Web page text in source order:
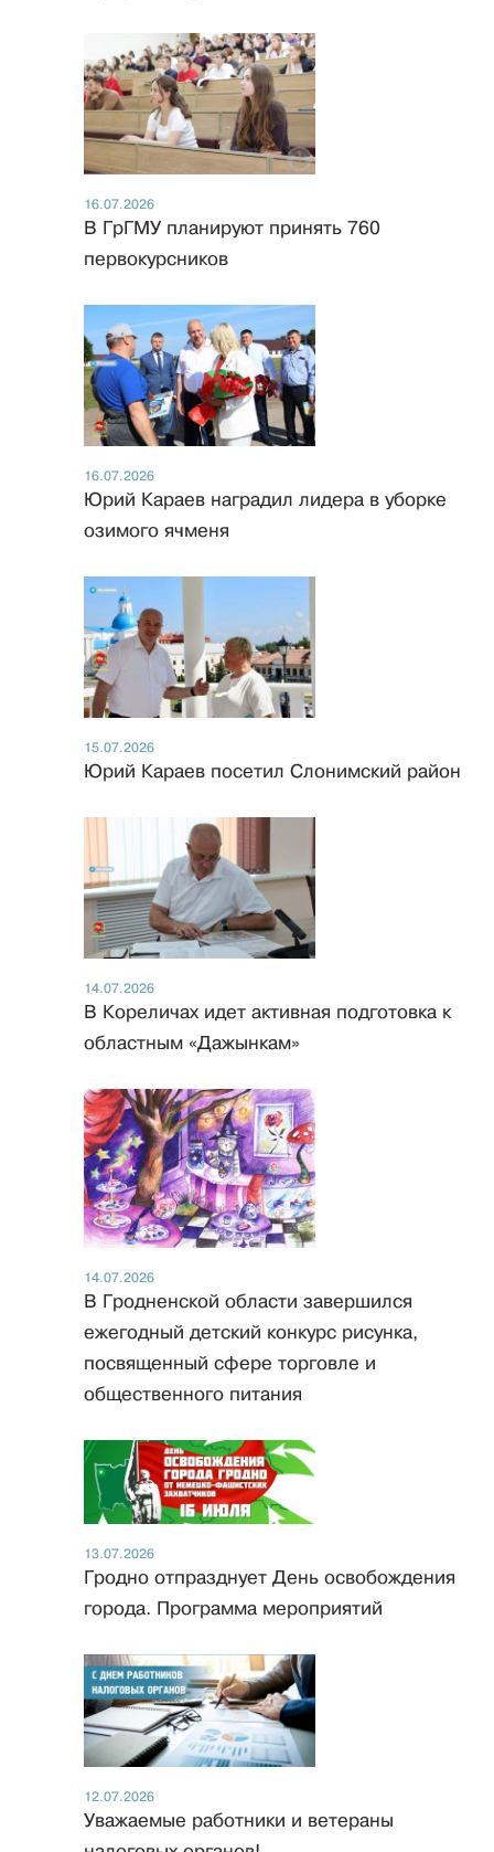
16.07.2026
В ГрГМУ планируют принять 760
первокурсников
16.07.2026
Юрий Караев наградил лидера в уборке
озимого ячменя
15.07.2026
Юрий Караев посетил Слонимский район
14.07.2026
В Кореличах идет активная подготовка к
областным «Дажынкам»
14.07.2026
В Гродненской области завершился
ежегодный детский конкурс рисунка,
посвященный сфере торговле и
общественного питания
13.07.2026
Гродно отпразднует День освобождения
города. Программа мероприятий
12.07.2026
Уважаемые работники и ветераны